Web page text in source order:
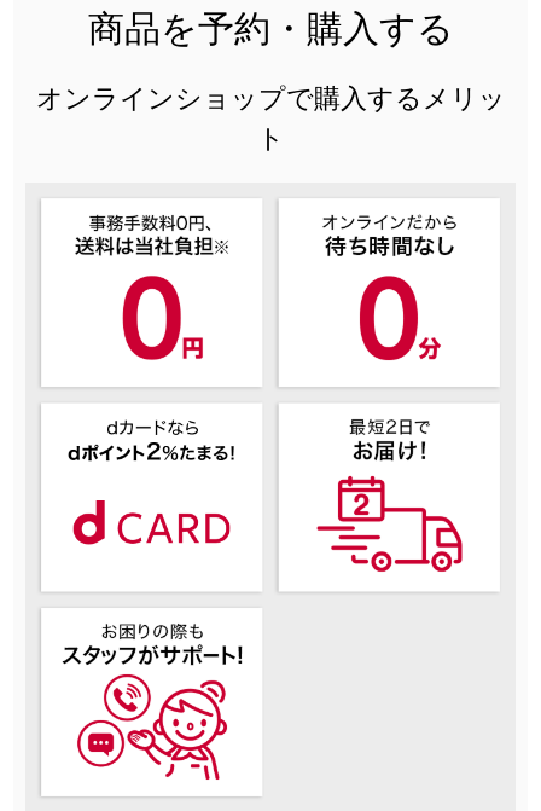
商品を予約・購入する
オンラインショップで購入するメリッ
ト